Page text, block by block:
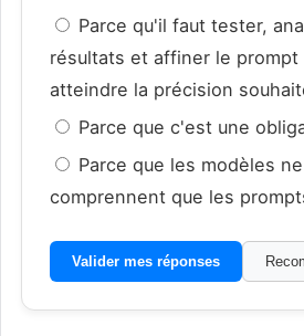
Parce qu'il faut tester,
résultats et affiner le prompt
atteindre la précision
Parce que c'est une
Parce que les modèles ne
comprennent que les
Valider mes réponses